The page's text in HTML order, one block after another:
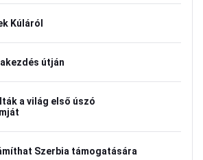
Kúláról
útján
a világ első úszó
Szerbia támogatására